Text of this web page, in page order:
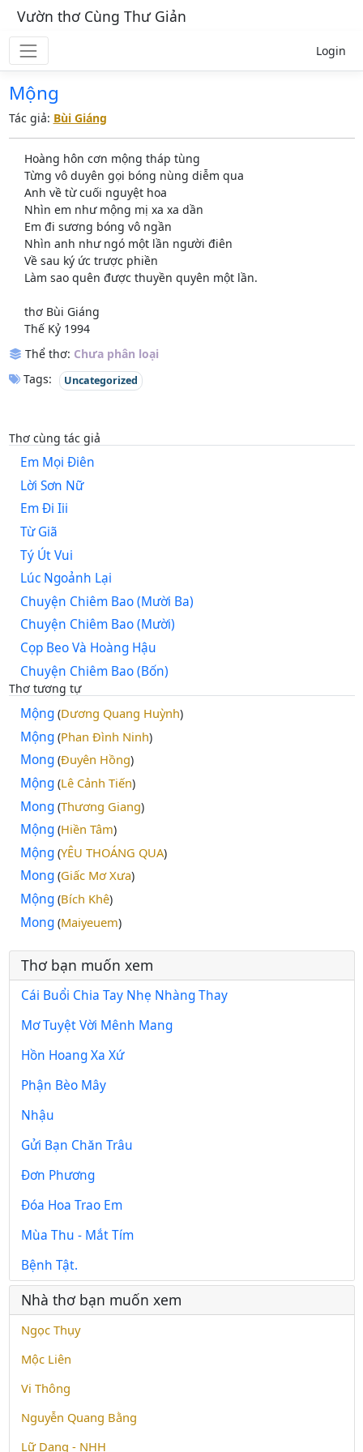
Vườn thơ Cùng Thư Giản
Login
Mộng
Tác giả: Bùi Giáng
Hoàng hôn cơn mộng tháp tùng
Từng vô duyên gọi bóng nùng diễm qua
Anh về từ cuối nguyệt hoa
Nhìn em như mộng mị xa xa dần
Em đi sương bóng vô ngần
Nhìn anh như ngó một lần người điên
Về sau ký ức trược phiền
Làm sao quên được thuyền quyên một lần.
thơ Bùi Giáng
Thế Kỷ 1994
Thể thơ: Chưa phân loại
Tags:
Uncategorized
Thơ cùng tác giả
Em Mọi Điên
Lời Sơn Nữ
Em Đi Iii
Từ Giã
Tý Út Vui
Lúc Ngoảnh Lại
Chuyện Chiêm Bao (Mười Ba)
Chuyện Chiêm Bao (Mười)
Cọp Beo Và Hoàng Hậu
Chuyện Chiêm Bao (Bốn)
Thơ tương tự
Mộng(Dương Quang Huỳnh)
Mộng(Phan Đình Ninh)
Mong(Đuyên Hồng)
Mộng(Lê Cảnh Tiến)
Mong(Thương Giang)
Mộng(Hiền Tâm)
Mộng(YÊU THOÁNG QUA)
Mong(Giấc Mơ Xưa)
Mộng(Bích Khê)
Mong(Maiyeuem)
Thơ bạn muốn xem
Cái Buổi Chia Tay Nhẹ Nhàng Thay
Mơ Tuyệt Vời Mênh Mang
Hồn Hoang Xa Xứ
Phận Bèo Mây
Nhậu
Gửi Bạn Chăn Trâu
Đơn Phương
Đóa Hoa Trao Em
Mùa Thu - Mắt Tím
Bệnh Tật.
Nhà thơ bạn muốn xem
Ngọc Thụy
Mộc Liên
Vi Thông
Nguyễn Quang Bằng
Lữ Dang - NHH